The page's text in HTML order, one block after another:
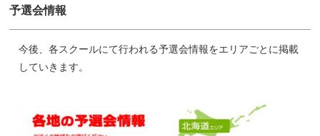
予選会情報
今後、各スクールにて行われる予選会情報をエリアごとに掲載
していきます。